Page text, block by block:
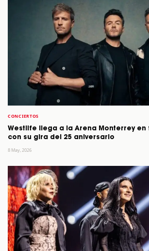
CONCIERTOS
Westlife llega a la Arena Monterrey en
con su gira del 25 aniversario
8 May, 2026